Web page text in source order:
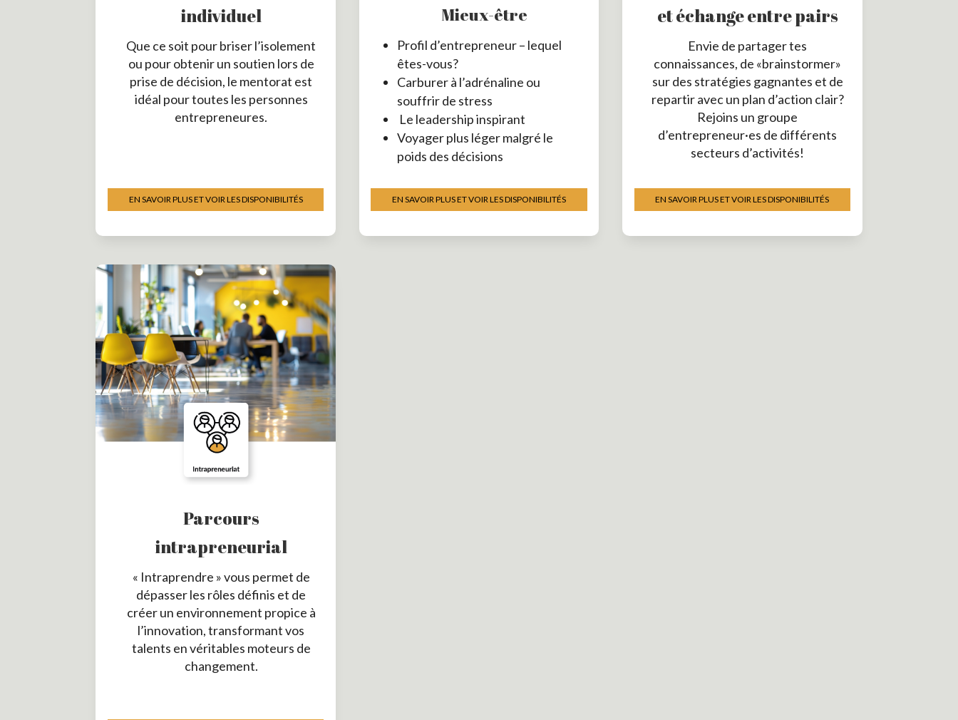
individuel
Que ce soit pour briser l’isolement
ou pour obtenir un soutien lors de
prise de décision, le mentorat est
idéal pour toutes les personnes
entrepreneures.
EN SAVOIR PLUS ET VOIR LES DISPONIBILITÉS
Mieux-être
Profil d’entrepreneur – lequel
êtes-vous?
Carburer à l’adrénaline ou
souffrir de stress
Le leadership inspirant
Voyager plus léger malgré le
poids des décisions
EN SAVOIR PLUS ET VOIR LES DISPONIBILITÉS
et échange entre pairs
Envie de partager tes
connaissances, de «brainstormer»
sur des stratégies gagnantes et de
repartir avec un plan d’action clair?
Rejoins un groupe
d’entrepreneur·es de différents
secteurs d’activités!
EN SAVOIR PLUS ET VOIR LES DISPONIBILITÉS
Parcours
intrapreneurial
« Intraprendre » vous permet de
dépasser les rôles définis et de
créer un environnement propice à
l’innovation, transformant vos
talents en véritables moteurs de
changement.